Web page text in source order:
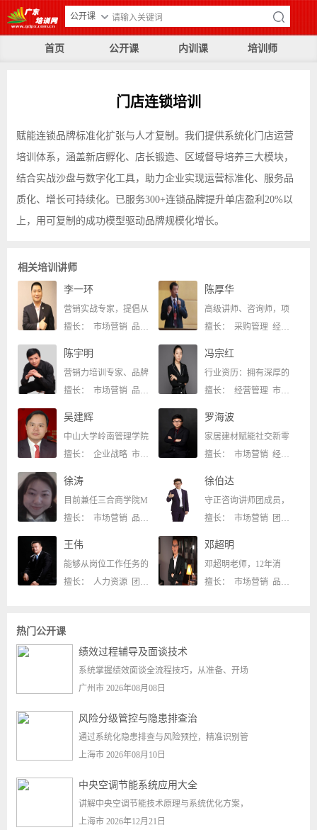
公开课
首页 公开课 内训课 培训师
门店连锁培训
赋能连锁品牌标准化扩张与人才复制。我们提供系统化门店运营
培训体系，涵盖新店孵化、店长锻造、区域督导培养三大模块，
结合实战沙盘与数字化工具，助力企业实现运营标准化、服务品
质化、增长可持续化。已服务300+连锁品牌提升单店盈利20%以
上，用可复制的成功模型驱动品牌规模化增长。
相关培训讲师
李一环
营销实战专家，提倡从
擅长： 市场营销 品牌管理
陈厚华
高级讲师、咨询师，项
擅长： 采购管理 经营管理
陈宇明
营销力培训专家、品牌
擅长： 市场营销 品牌管理
冯宗红
行业资历：拥有深厚的
擅长： 经营管理 市场营销
吴建辉
中山大学岭南管理学院
擅长： 企业战略 市场营销
罗海波
家居建材赋能社交新零
擅长： 市场营销 经营管理
徐涛
目前兼任三合商学院M
擅长： 市场营销 品牌管理
徐伯达
守正咨询讲师团成员，
擅长： 市场营销 团队管理
王伟
能够从岗位工作任务的
擅长： 人力资源 团队管理
邓超明
邓超明老师，12年消
擅长： 市场营销 品牌管理
热门公开课
绩效过程辅导及面谈技术
系统掌握绩效面谈全流程技巧，从准备、开场
广州市 2026年08月08日
风险分级管控与隐患排查治
通过系统化隐患排查与风险预控，精准识别管
上海市 2026年08月10日
中央空调节能系统应用大全
讲解中央空调节能技术原理与系统优化方案，
上海市 2026年12月21日